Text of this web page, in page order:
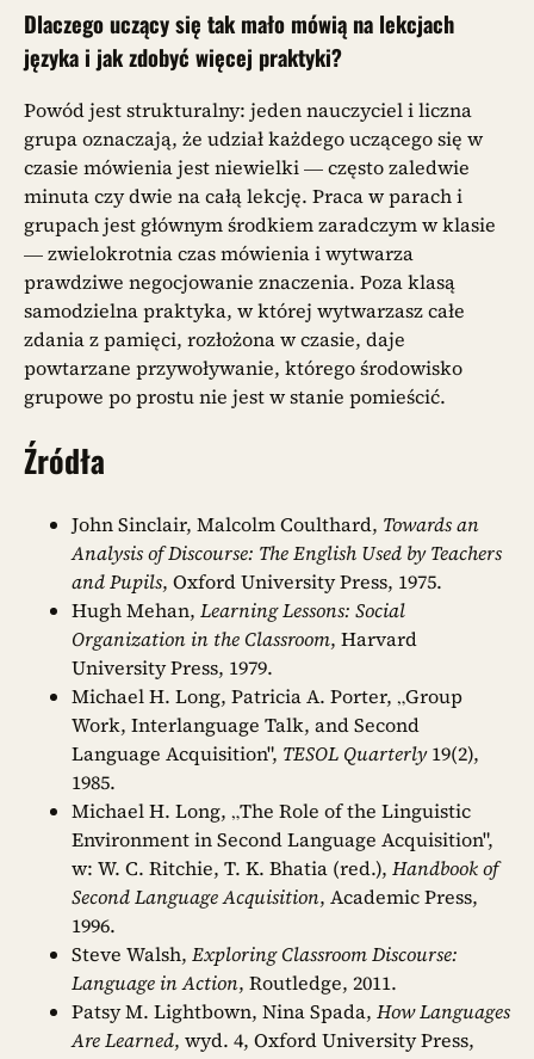
Dlaczego uczący się tak mało mówią na lekcjach
języka i jak zdobyć więcej praktyki?
Powód jest strukturalny: jeden nauczyciel i liczna
grupa oznaczają, że udział każdego uczącego się w
czasie mówienia jest niewielki — często zaledwie
minuta czy dwie na całą lekcję. Praca w parach i
grupach jest głównym środkiem zaradczym w klasie
— zwielokrotnia czas mówienia i wytwarza
prawdziwe negocjowanie znaczenia. Poza klasą
samodzielna praktyka, w której wytwarzasz całe
zdania z pamięci, rozłożona w czasie, daje
powtarzane przywoływanie, którego środowisko
grupowe po prostu nie jest w stanie pomieścić.
Źródła
John Sinclair, Malcolm Coulthard, Towards an
Analysis of Discourse: The English Used by Teachers
and Pupils, Oxford University Press, 1975.
Hugh Mehan, Learning Lessons: Social
Organization in the Classroom, Harvard
University Press, 1979.
Michael H. Long, Patricia A. Porter, „Group
Work, Interlanguage Talk, and Second
Language Acquisition", TESOL Quarterly19(2),
1985.
Michael H. Long, „The Role of the Linguistic
Environment in Second Language Acquisition",
w: W. C. Ritchie, T. K. Bhatia (red.), Handbook of
Second Language Acquisition, Academic Press,
1996.
Steve Walsh, Exploring Classroom Discourse:
Language in Action, Routledge, 2011.
Patsy M. Lightbown, Nina Spada, How Languages
Are Learned, wyd. 4, Oxford University Press,